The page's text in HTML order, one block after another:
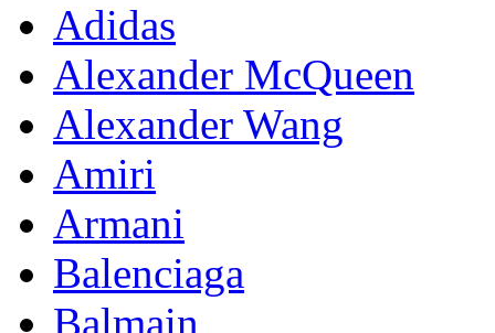
Adidas
Alexander McQueen
Alexander Wang
Amiri
Armani
Balenciaga
Balmain